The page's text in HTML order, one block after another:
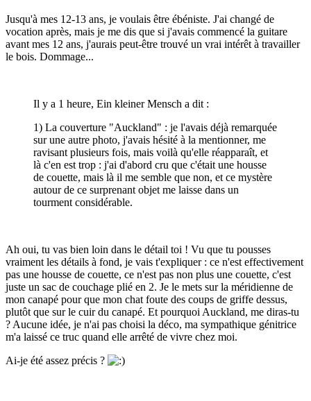
Jusqu'à mes 12-13 ans, je voulais être ébéniste. J'ai changé de
vocation après, mais je me dis que si j'avais commencé la guitare
avant mes 12 ans, j'aurais peut-être trouvé un vrai intérêt à travailler
le bois. Dommage...
Il y a 1 heure, Ein kleiner Mensch a dit :
1) La couverture "Auckland" : je l'avais déjà remarquée
sur une autre photo, j'avais hésité à la mentionner, me
ravisant plusieurs fois, mais voilà qu'elle réapparaît, et
là c'en est trop : j'ai d'abord cru que c'était une housse
de couette, mais là il me semble que non, et ce mystère
autour de ce surprenant objet me laisse dans un
tourment considérable.
Ah oui, tu vas bien loin dans le détail toi ! Vu que tu pousses
vraiment les détails à fond, je vais t'expliquer : ce n'est effectivement
pas une housse de couette, ce n'est pas non plus une couette, c'est
juste un sac de couchage plié en 2. Je le mets sur la méridienne de
mon canapé pour que mon chat foute des coups de griffe dessus,
plutôt que sur le cuir du canapé. Et pourquoi Auckland, me diras-tu
? Aucune idée, je n'ai pas choisi la déco, ma sympathique génitrice
m'a laissé ce truc quand elle arrêté de vivre chez moi.
Ai-je été assez précis ?